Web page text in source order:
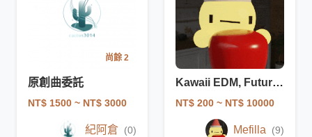
尚餘 2
原創曲委託
NT$ 1500 ~ NT$ 3000
紀阿倉 (0)
Kawaii EDM, Future Bass 編曲委託
NT$ 200 ~ NT$ 10000
Mefilla (9)